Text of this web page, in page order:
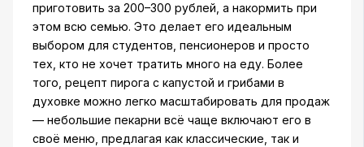
приготовить за 200–300 рублей, а накормить при
этом всю семью. Это делает его идеальным
выбором для студентов, пенсионеров и просто
тех, кто не хочет тратить много на еду. Более
того, рецепт пирога с капустой и грибами в
духовке можно легко масштабировать для продаж
— небольшие пекарни всё чаще включают его в
своё меню, предлагая как классические, так и